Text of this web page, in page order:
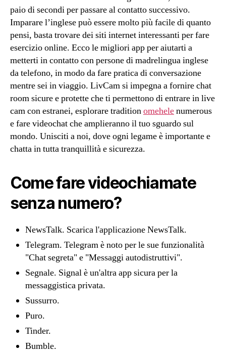
paio di secondi per passare al contatto successivo.
Imparare l’inglese può essere molto più facile di quanto
pensi, basta trovare dei siti internet interessanti per fare
esercizio online. Ecco le migliori app per aiutarti a
metterti in contatto con persone di madrelingua inglese
da telefono, in modo da fare pratica di conversazione
mentre sei in viaggio. LivCam si impegna a fornire chat
room sicure e protette che ti permettono di entrare in live
cam con estranei, esplorare traditionomehelenumerous
e fare videochat che amplieranno il tuo sguardo sul
mondo. Unisciti a noi, dove ogni legame è importante e
chatta in tutta tranquillità e sicurezza.
Come fare videochiamate
senza numero?
NewsTalk. Scarica l'applicazione NewsTalk.
Telegram. Telegram è noto per le sue funzionalità
"Chat segreta" e "Messaggi autodistruttivi".
Segnale. Signal è un'altra app sicura per la
messaggistica privata.
Sussurro.
Puro.
Tinder.
Bumble.